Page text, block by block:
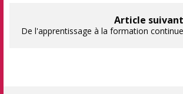
Article suivant
De l'apprentissage à la formation continue